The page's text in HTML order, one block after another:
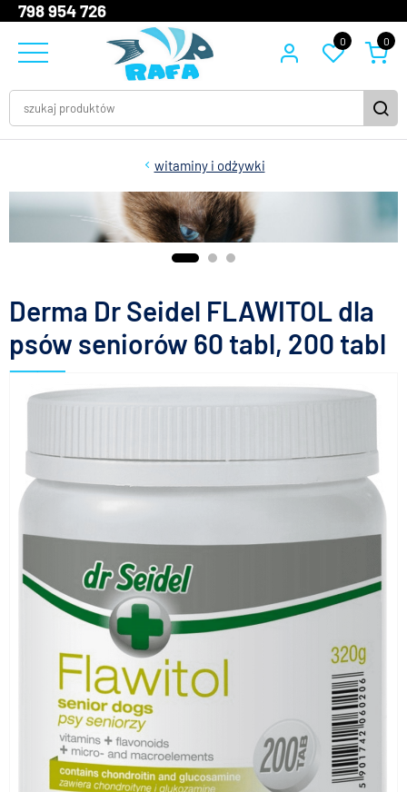
798 954 726
0 0
witaminy i odżywki
Derma Dr Seidel FLAWITOL dla
psów seniorów 60 tabl, 200 tabl